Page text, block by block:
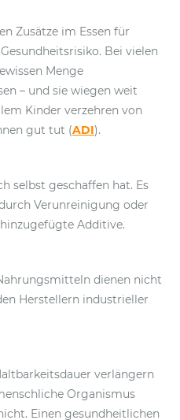
Zusätze im Essen für
Bei vielen
Menge
– und sie wiegen weit
Kinder verzehren von
gut tut (ADI).
selbst geschaffen hat. Es
Verunreinigung oder
Additive.
dienen nicht
Herstellern industrieller
verlängern
Organismus
Einen gesundheitlichen